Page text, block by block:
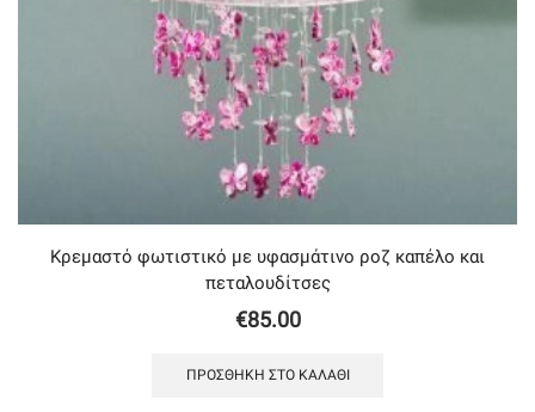
Κρεμαστό φωτιστικό με υφασμάτινο ροζ καπέλο και
πεταλουδίτσες
€85.00
ΠΡΟΣΘΉΚΗ ΣΤΟ ΚΑΛΆΘΙ